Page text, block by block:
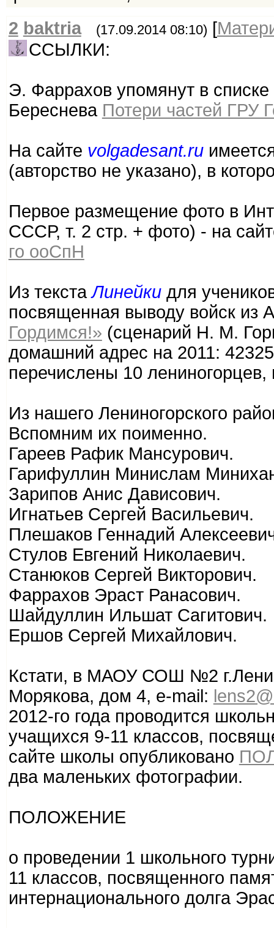
2 baktria (17.09.2014 08:10) [
ССЫЛКИ:
Э. Фаррахов упомянут в
Береснева Потери частей ГРУ
На сайте volgadesant.ru
(авторство не указано), в
Первое размещение фото в
СССР, т. 2 стр. + фото) - на
го ооСпН
Из текстаЛинейкидля
посвященная выводу войск из
Гордимся!» (сценарий Н. М.
домашний адрес на 2011:
перечислены 10
Из нашего Лениногорского
Вспомним их поименно.
Гареев Рафик Мансурович.
Гарифуллин Минислам
Зарипов Анис Дависович.
Игнатьев Сергей Васильевич.
Плешаков Геннадий
Стулов Евгений Николаевич.
Станюков Сергей Викторович.
Фаррахов Эраст Ранасович.
Шайдуллин Ильшат Сагитович.
Ершов Сергей Михайлович.
Кстати, в МАОУ СОШ №2
Морякова, дом 4, e-mail:
2012-го года проводится
учащихся 9-11 классов,
сайте школы опубликовано
два маленьких фотографии.
ПОЛОЖЕНИЕ
о проведении 1 школьного
11 классов, посвященного
интернационального долга